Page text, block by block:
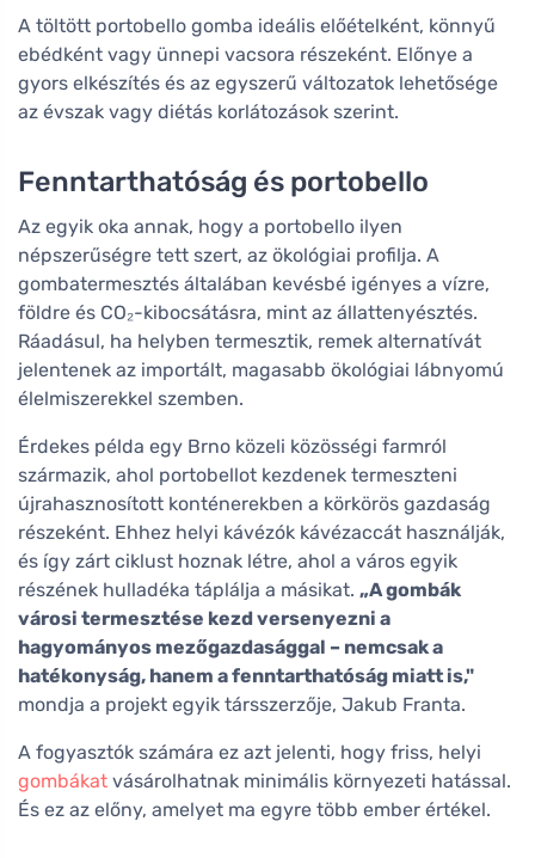
A töltött portobello gomba ideális előételként, könnyű
ebédként vagy ünnepi vacsora részeként. Előnye a
gyors elkészítés és az egyszerű változatok lehetősége
az évszak vagy diétás korlátozások szerint.
Fenntarthatóság és portobello
Az egyik oka annak, hogy a portobello ilyen
népszerűségre tett szert, az ökológiai profilja. A
gombatermesztés általában kevésbé igényes a vízre,
földre és CO₂-kibocsátásra, mint az állattenyésztés.
Ráadásul, ha helyben termesztik, remek alternatívát
jelentenek az importált, magasabb ökológiai lábnyomú
élelmiszerekkel szemben.
Érdekes példa egy Brno közeli közösségi farmról
származik, ahol portobellot kezdenek termeszteni
újrahasznosított konténerekben a körkörös gazdaság
részeként. Ehhez helyi kávézók kávézaccát használják,
és így zárt ciklust hoznak létre, ahol a város egyik
részének hulladéka táplálja a másikat. „A gombák
városi termesztése kezd versenyezni a
hagyományos mezőgazdasággal – nemcsak a
hatékonyság, hanem a fenntarthatóság miatt is,"
mondja a projekt egyik társszerzője, Jakub Franta.
A fogyasztók számára ez azt jelenti, hogy friss, helyi
gombákat vásárolhatnak minimális környezeti hatással.
És ez az előny, amelyet ma egyre több ember értékel.